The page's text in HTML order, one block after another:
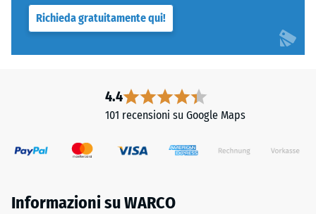
Richieda gratuitamente qui!
4.4
101 recensioni su Google Maps
Informazioni su WARCO